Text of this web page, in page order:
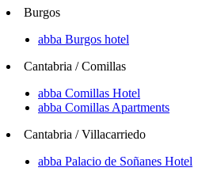
Burgos
abba Burgos hotel
Cantabria / Comillas
abba Comillas Hotel
abba Comillas Apartments
Cantabria / Villacarriedo
abba Palacio de Soñanes Hotel